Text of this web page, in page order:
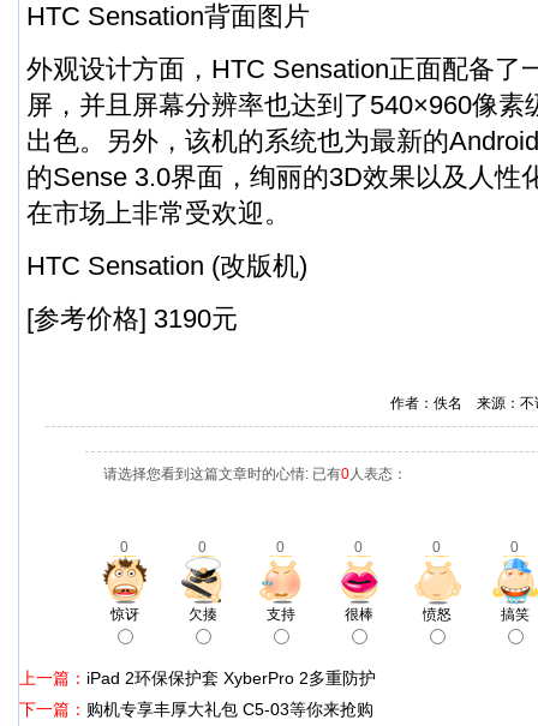
HTC Sensation背面图片
外观设计方面，HTC Sensation正面配备了
屏，并且屏幕分辨率也达到了540×960像素
出色。另外，该机的系统也为最新的
的Sense 3.0界面，绚丽的3D效果以及人性
在市场上非常受欢迎。
HTC Sensation (改版机)
[参考价格] 3190元
作者：佚名 来源：
请选择您看到这篇文章时的心情: 已有0人表态：
0 0 0 0 0 0
惊讶 欠揍 支持 很棒 愤怒 搞笑
上一篇： iPad 2环保保护套 XyberPro 2多重防护
下一篇： 购机专享丰厚大礼包 C5-03等你来抢购